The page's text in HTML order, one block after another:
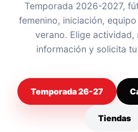
Temporada 2026-2027,
femenino, iniciación,
verano. Elige actividad,
información y solicita
Temporada 26-27
Tiendas